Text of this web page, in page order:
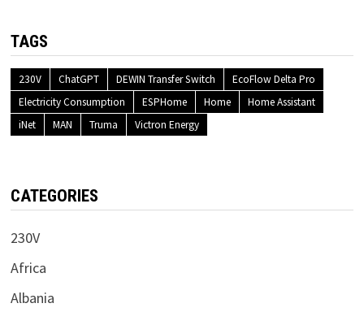
TAGS
230V ChatGPT DEWIN Transfer Switch
EcoFlow Delta Pro
Electricity Consumption
ESPHome Home
Home Assistant
iNet
MAN Truma Victron Energy
CATEGORIES
230V
Africa
Albania